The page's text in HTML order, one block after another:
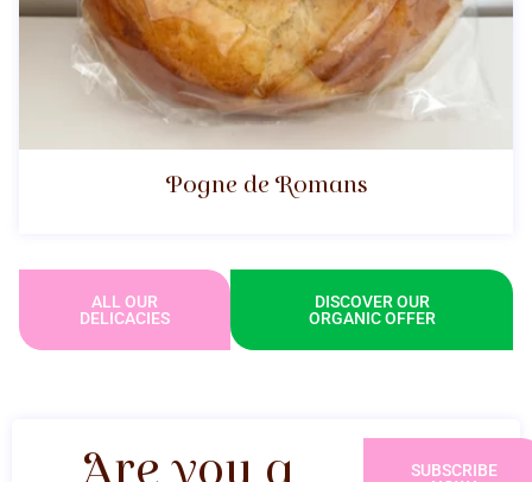
Pogne de Romans
ALL OUR
DELICACIES
DISCOVER OUR
ORGANIC OFFER
SUBSCRIBE